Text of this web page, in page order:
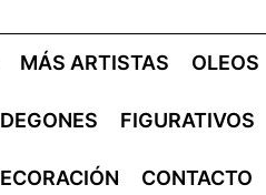
MÁS ARTISTAS OLEOS
FIGURATIVOS
CONTACTO